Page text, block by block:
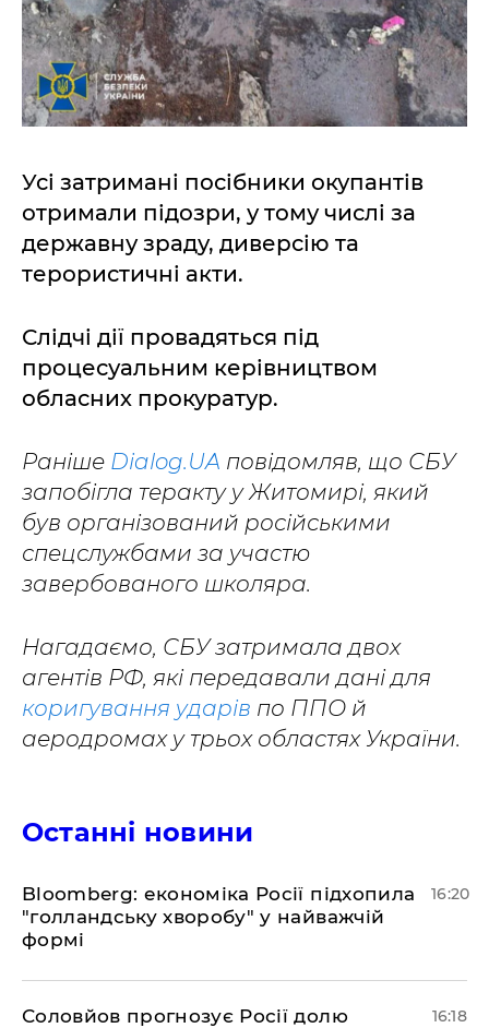
Усі затримані посібники окупантів
отримали підозри, у тому числі за
державну зраду, диверсію та
терористичні акти.
Слідчі дії провадяться під
процесуальним керівництвом
обласних прокуратур.
Раніше Dialog.UA повідомляв, що СБУ
запобігла теракту у Житомирі, який
був організований російськими
спецслужбами за участю
завербованого школяра.
Нагадаємо, СБУ затримала двох
агентів РФ, які передавали дані для
коригування ударів по ППО й
аеродромах у трьох областях України.
Останні новини
Bloomberg: економіка Росії підхопила
"голландську хворобу" у найважчій
формі
16:20
Соловйов прогнозує Росії долю 16:18